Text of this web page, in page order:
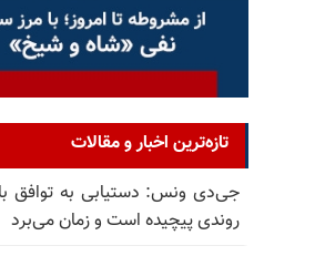
تازه‌ترین اخبار و مقالات
جی‌دی ونس: دستیابی به توافق با
روندی پیچیده است و زمان می‌برد